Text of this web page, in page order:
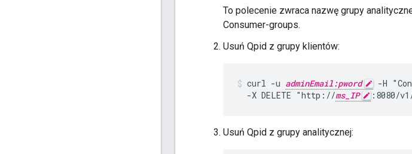
To polecenie zwraca nazwę grupy
Consumer-groups.
Usuń Qpid z grupy klientów:
curl -u adminEmail:pword
-H
  -X DELETE "http://
ms_IP :8080/
Usuń Qpid z grupy analitycznej: